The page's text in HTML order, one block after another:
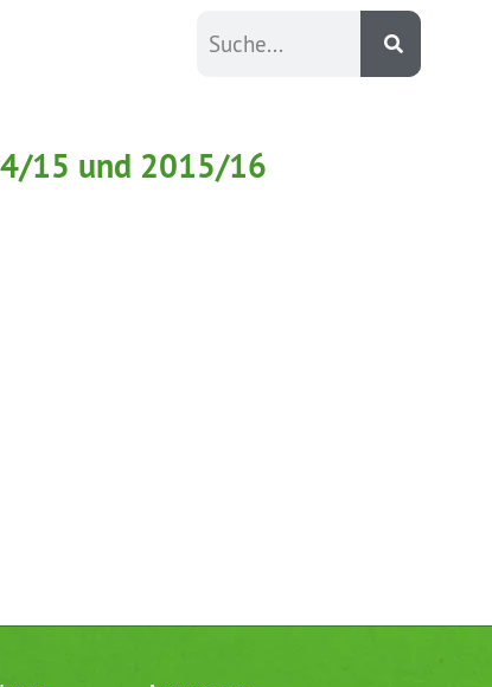
15 und 2015/16